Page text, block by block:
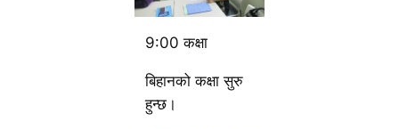
9:00 कक्षा
बिहानको कक्षा सुरु
हुन्छ।